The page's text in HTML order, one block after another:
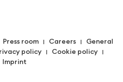
Press room| Careers| General
policy | Cookie policy |
Imprint